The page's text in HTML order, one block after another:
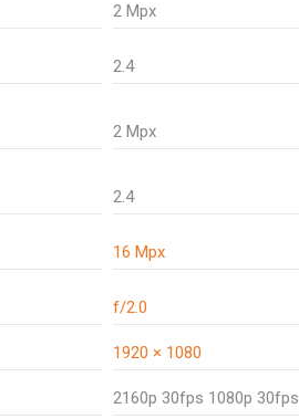
2 Mpx
2.4
2 Mpx
2.4
16 Mpx
f/2.0
1920 × 1080
2160p 30fps 1080p 30fps